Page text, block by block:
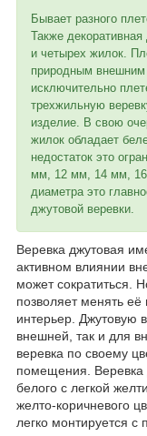
Бывает разного
Также декоративная
и четырех жилок.
природным внешним
исключительно
трехжильную
изделие. В свою
жилок обладает
недостаток это
мм, 12 мм, 14 мм,
диаметра это
джутовой веревки.
Веревка джутовая
активном влиянии
может сократиться.
позволяет менять
интерьер. Джутовую
внешней, так и для
веревка по своему
помещения. Веревка
белого с легкой
желто-коричневого
легко монтируется с